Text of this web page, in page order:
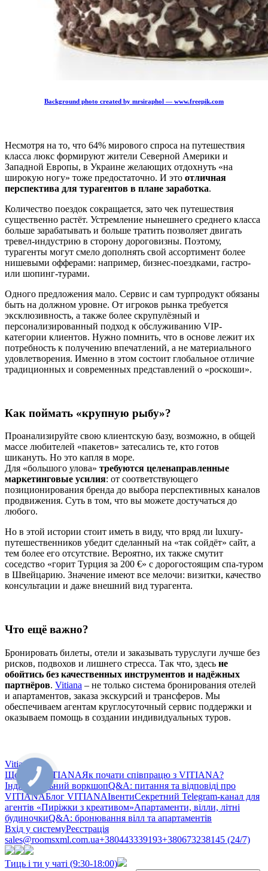
Background photo created by mrsiraphol — www.freepik.com
Несмотря на то, что 64% мирового спроса на путешествия
класса люкс формируют жители Северной Америки и
Западной Европы, в Украине желающих отдохнуть «на
широкую ногу» тоже предостаточно. И это отличная
перспектива для турагентов в плане заработка.
Количество поездок сокращается, зато чек путешествия
существенно растёт. Устремление нынешнего среднего класса
больше зарабатывать и больше тратить позволяет двигать
тревел-индустрию в сторону дороговизны. Поэтому,
турагенты могут смело дополнять свой ассортимент более
нишевыми офферами: например, бизнес-поездками, гастро-
или шопинг-турами.
Одного предложения мало. Сервис и сам турпродукт обязаны
быть на должном уровне. От игроков рынка требуется
эксклюзивность, а также более скрупулёзный и
персонализированный подход к обслуживанию VIP-
категории клиентов. Нужно помнить, что в основе лежит их
потребность к получению впечатлений, а не материального
удовлетворения. Именно в этом состоит глобальное отличие
традиционных и современных представлений о «роскоши».
Как поймать «крупную рыбу»?
Проанализируйте свою клиентскую базу, возможно, в общей
массе любителей «пакетов» затесались те, кто готов
шикануть. Но это капля в море.
Для «большого улова» требуются целенаправленные
маркетинговые усилия: от соответствующего
позиционирования бренда до выбора перспективных каналов
продвижения. Суть в том, что вы можете достучаться до
любого.
Но в этой истории стоит иметь в виду, что вряд ли luxury-
путешественников убедит сделанный на «так сойдёт» сайт, а
тем более его отсутствие. Вероятно, их также смутит
соседство «горит Турция за 200 €» с дорогостоящим спа-туром
в Швейцарию. Значение имеют все мелочи: визитки, качество
консультации и даже внешний вид турагента.
Что ещё важно?
Бронировать билеты, отели и заказывать туруслуги лучше без
рисков, подвохов и лишнего стресса. Так что, здесь не
обойтись без качественных инструментов и надёжных
партнёров. Vitiana – не только система бронирования отелей
и апартаментов, заказа экскурсий и трансферов. Мы
обеспечиваем агентам круглосуточный сервис поддержки и
оказываем помощь в создании индивидуальных туров.
Vitiana
Що таке VITIANAЯк почати співпрацю з VITIANA?
Індивідуальний воркшопQ&A: питання та відповіді про
VITIANAБлог VITIANAІвентиСекретний Telegram-канал для
агентів «Пиріжки з креативом»Апартаменти, вілли, літні
будиночкиQ&A: бронювання вілл та апартаментів
Вхід у системуРеєстрація
sales@roomsxml.com.ua+380443339193+380673238145 (24/7)
Тиць і ти у чаті (9:30-18:00)